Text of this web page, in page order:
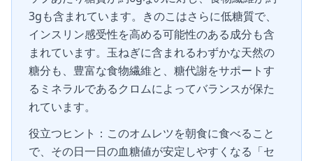
3gも含まれています。きのこはさらに低糖質で、
インスリン感受性を高める可能性のある成分も含
まれています。玉ねぎに含まれるわずかな天然の
糖分も、豊富な食物繊維と、糖代謝をサポートす
るミネラルであるクロムによってバランスが保た
れています。
役立つヒント：このオムレツを朝食に食べること
で、その日一日の血糖値が安定しやすくなる「セ